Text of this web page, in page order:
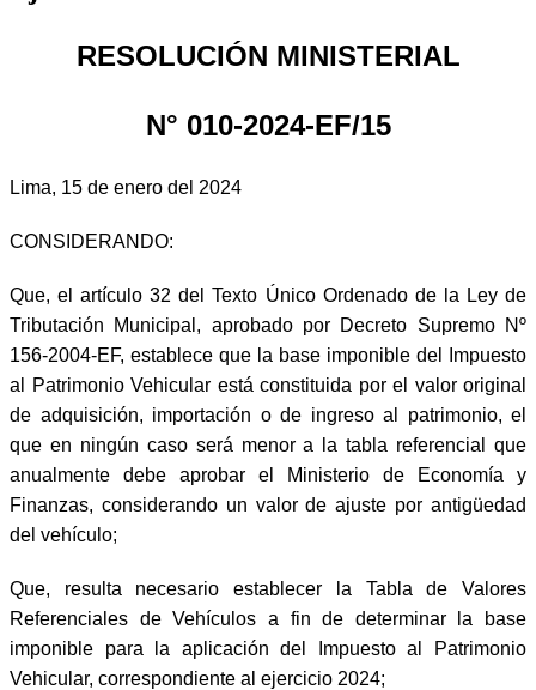
RESOLUCIÓN MINISTERIAL
N° 010-2024-EF/15
Lima, 15 de enero del 2024
CONSIDERANDO:
Que, el artículo 32 del Texto Único Ordenado de la Ley de
Tributación Municipal, aprobado por Decreto Supremo Nº
156-2004-EF, establece que la base imponible del Impuesto
al Patrimonio Vehicular está constituida por el valor original
de adquisición, importación o de ingreso al patrimonio, el
que en ningún caso será menor a la tabla referencial que
anualmente debe aprobar el Ministerio de Economía y
Finanzas, considerando un valor de ajuste por antigüedad
del vehículo;
Que, resulta necesario establecer la Tabla de Valores
Referenciales de Vehículos a fin de determinar la base
imponible para la aplicación del Impuesto al Patrimonio
Vehicular, correspondiente al ejercicio 2024;